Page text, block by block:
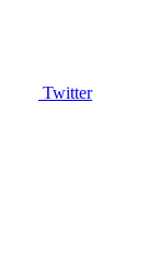
Twitter